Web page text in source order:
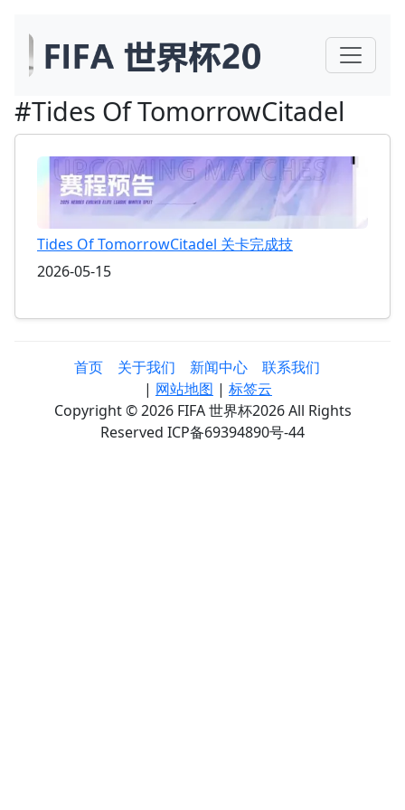
#Tides Of TomorrowCitadel
Tides Of TomorrowCitadel 关卡完成技
2026-05-15
首页 关于我们 新闻中心
联系我们
| 网站地图 | 标签云
Copyright © 2026 FIFA 世界杯2026 All Rights
Reserved ICP备69394890号-44